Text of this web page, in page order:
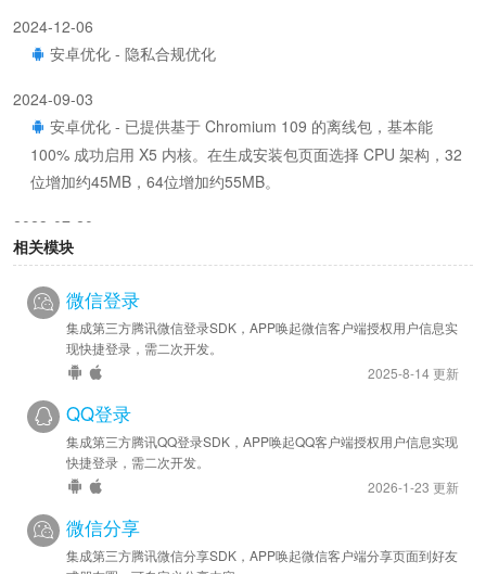
2024-12-06
安卓优化 - 隐私合规优化
2024-09-03
安卓优化 - 已提供基于 Chromium 109 的离线包，基本能
100% 成功启用 X5 内核。在生成安装包页面选择 CPU 架构，32
位增加约45MB，64位增加约55MB。
2023-07-20
安卓优化 - SDK 已升级至 v44286
2022-09-29
安卓优化 - SDK 已升级至 v44226
2022-08-01
安卓优化 - SDK 已升级至 v44216
2022-06-16
安卓优化 - SDK 已升级至 v44199
2022-05-12
安卓优化 - SDK 已升级至 v44181
相关模块
微信登录
集成第三方腾讯微信登录SDK，APP唤起微信客户端授权用户信息实
现快捷登录，需二次开发。
2025-8-14 更新
QQ登录
集成第三方腾讯QQ登录SDK，APP唤起QQ客户端授权用户信息实现
快捷登录，需二次开发。
2026-1-23 更新
微信分享
集成第三方腾讯微信分享SDK，APP唤起微信客户端分享页面到好友